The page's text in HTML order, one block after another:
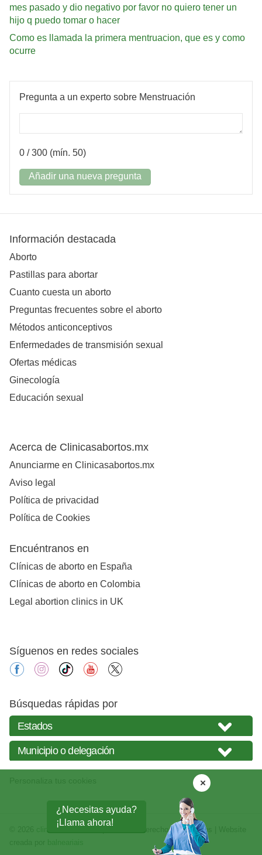
mes pasado y dio negativo por favor no quiero tener un
hijo q puedo tomar o hacer
Como es llamada la primera mentruacion, que es y como
ocurre
Pregunta a un experto sobre Menstruación
0 / 300 (mín. 50)
Añadir una nueva pregunta
¿Necesitas ayuda?
¡Llama ahora!
Información destacada
Aborto
Pastillas para abortar
Cuanto cuesta un aborto
Preguntas frecuentes sobre el aborto
Métodos anticonceptivos
Enfermedades de transmisión sexual
Ofertas médicas
Ginecología
Educación sexual
Acerca de Clinicasabortos.mx
Anunciarme en Clinicasabortos.mx
Aviso legal
Política de privacidad
Política de Cookies
Encuéntranos en
Clínicas de aborto en España
Clínicas de aborto en Colombia
Legal abortion clinics in UK
Síguenos en redes sociales
facebookinstagram
tiktok youtube
Búsquedas rápidas por
clinicasabortos.mx
| Todos los derechos reservados | Website